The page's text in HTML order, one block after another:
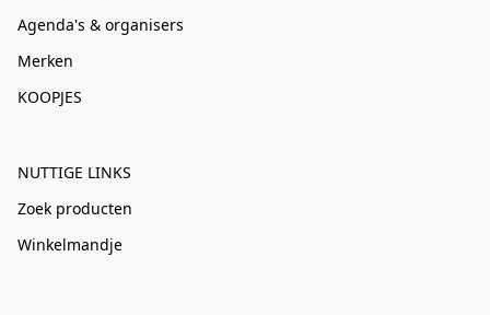
Agenda's & organisers
Merken
KOOPJES
NUTTIGE LINKS
Zoek producten
Winkelmandje